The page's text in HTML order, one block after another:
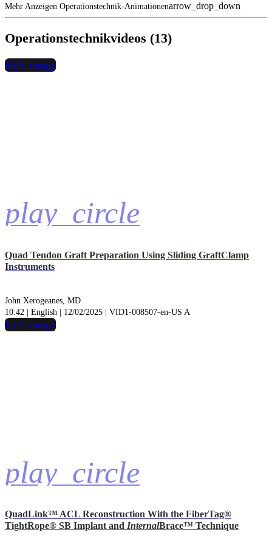
Mehr Anzeigen Operationstechnik-Animationenarrow_drop_down
Operationstechnikvideos (13)
play_circle
hide_image
Quad Tendon Graft Preparation Using Sliding GraftClamp
Instruments
John Xerogeanes, MD
10:42 | English | 12/02/2025 | VID1-008507-en-US A
play_circle
hide_image
QuadLink™ ACL Reconstruction With the FiberTag®
TightRope® SB Implant and InternalBrace™ Technique